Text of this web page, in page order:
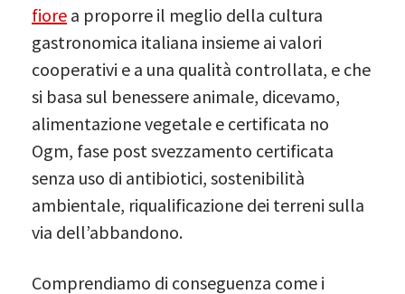
fiore a proporre il meglio della cultura
gastronomica italiana insieme ai valori
cooperativi e a una qualità controllata, e che
si basa sul benessere animale, dicevamo,
alimentazione vegetale e certificata no
Ogm, fase post svezzamento certificata
senza uso di antibiotici, sostenibilità
ambientale, riqualificazione dei terreni sulla
via dell’abbandono.
Comprendiamo di conseguenza come i